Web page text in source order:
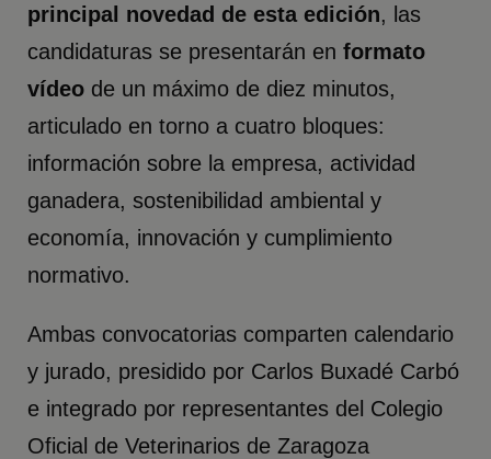
principal novedad de esta edición, las
candidaturas se presentarán enformato
vídeo de un máximo de diez minutos,
articulado en torno a cuatro bloques:
información sobre la empresa, actividad
ganadera, sostenibilidad ambiental y
economía, innovación y cumplimiento
normativo.
Ambas convocatorias comparten calendario
y jurado, presidido por Carlos Buxadé Carbó
e integrado por representantes del Colegio
Oficial de Veterinarios de Zaragoza